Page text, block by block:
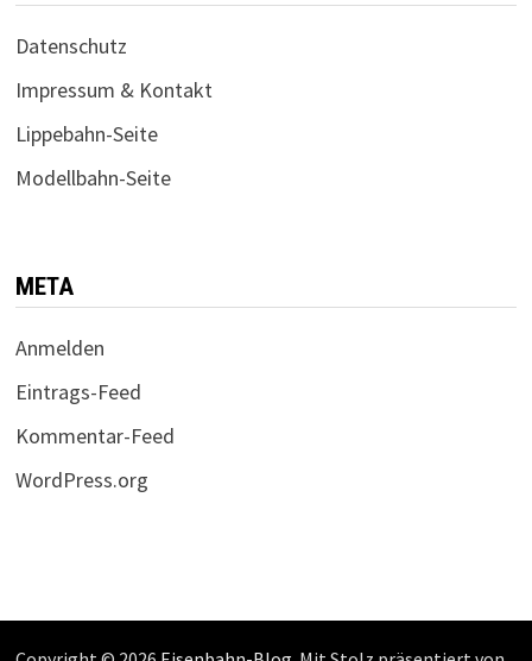
Datenschutz
Impressum & Kontakt
Lippebahn-Seite
Modellbahn-Seite
META
Anmelden
Eintrags-Feed
Kommentar-Feed
WordPress.org